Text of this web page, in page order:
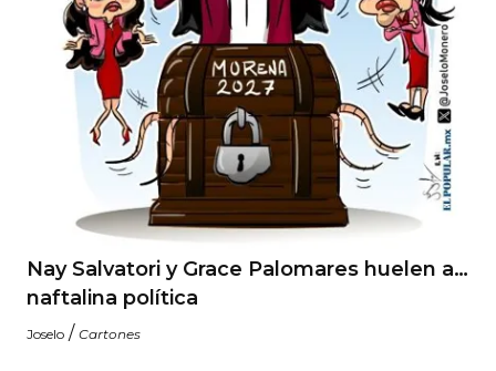
Nay Salvatori y Grace Palomares huelen a…
naftalina política
Joselo / Cartones